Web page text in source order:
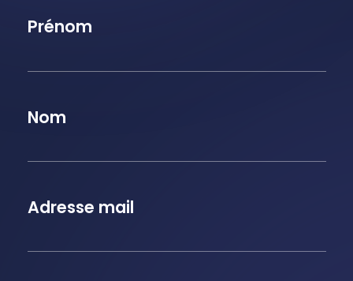
Prénom
Nom
Adresse mail